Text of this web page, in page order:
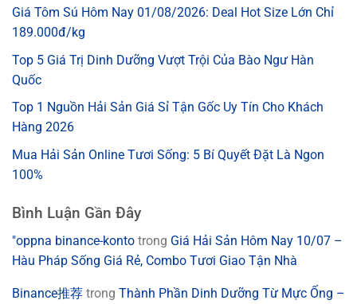
Giá Tôm Sú Hôm Nay 01/08/2026: Deal Hot Size Lớn Chỉ
189.000đ/kg
Top 5 Giá Trị Dinh Dưỡng Vượt Trội Của Bào Ngư Hàn
Quốc
Top 1 Nguồn Hải Sản Giá Sỉ Tận Gốc Uy Tín Cho Khách
Hàng 2026
Mua Hải Sản Online Tươi Sống: 5 Bí Quyết Đặt Là Ngon
100%
Bình Luận Gần Đây
"oppna binance-konto trong Giá Hải Sản Hôm Nay 10/07 –
Hàu Pháp Sống Giá Rẻ, Combo Tươi Giao Tận Nhà
Binance推荐 trong Thành Phần Dinh Dưỡng Từ Mực Ống –